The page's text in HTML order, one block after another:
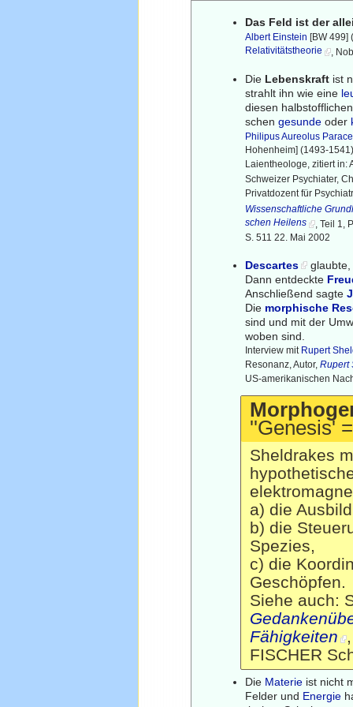
Das Feld ist der
Albert Einstein [BW
Relativitätstheorie ,
Die Lebenskraft ist
strahlt ihn wie eine
diesen
schengesunde oder
Philipus Aureolus
Hohenheim] (1493-
Laientheologe, zitiert in:
Schweizer Psychiater,
Privatdozent für
Wissenschaftliche
schen Heilens , Teil 1,
S. 511 22. Mai 2002
Descartes
Dann entdeckte
Anschließend sagte
Die morphische
sind und mit der
woben sind.
Interview mit Rupert
Resonanz, Autor,Rupert
US-amerikanischen
''Genesis'
Sheldrakes
a) die
b) die
Spezies,
c) die
Geschöpfen.
Siehe auch:
Fähigkeiten ,
FISCHER
Die Materie ist nicht
Felder und Energie